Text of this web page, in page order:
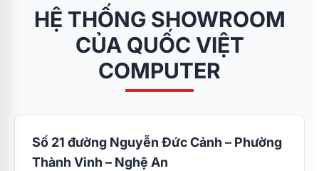
HỆ THỐNG SHOWROOM
CỦA QUỐC VIỆT
COMPUTER
Số 21 đường Nguyễn Đức Cảnh – Phường
Thành Vinh – Nghệ An